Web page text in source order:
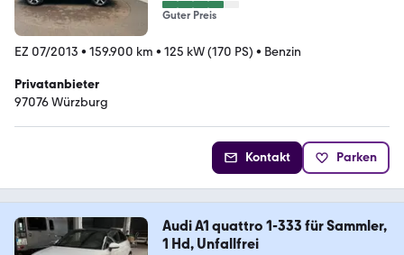
Guter Preis
EZ 07/2013 • 159.900 km • 125 kW (170 PS) • Benzin
Privatanbieter
97076 Würzburg
Kontakt Parken
Audi A1 quattro 1-333 für Sammler,
1 Hd, Unfallfrei